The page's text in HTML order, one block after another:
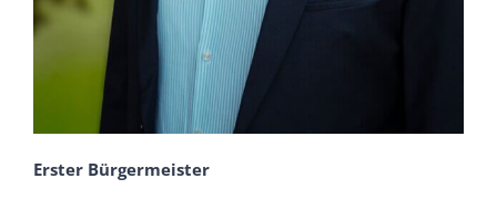
Erster Bürgermeister